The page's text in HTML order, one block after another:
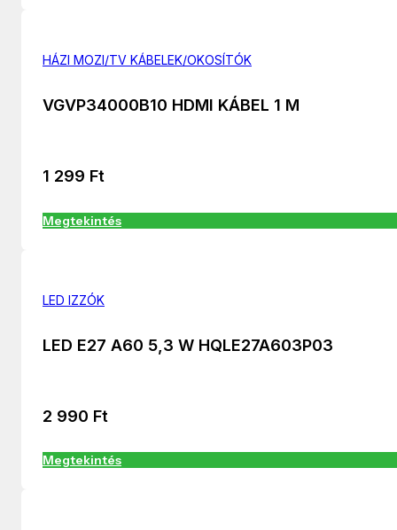
HÁZI MOZI/TV KÁBELEK/OKOSÍTÓK
VGVP34000B10 HDMI KÁBEL 1 M
1 299 Ft
Megtekintés
LED IZZÓK
LED E27 A60 5,3 W HQLE27A603P03
2 990 Ft
Megtekintés